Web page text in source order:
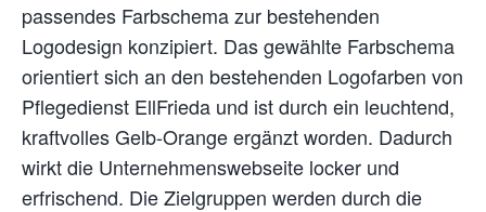
passendes Farbschema zur bestehenden
Logodesign konzipiert. Das gewählte Farbschema
orientiert sich an den bestehenden Logofarben von
Pflegedienst EllFrieda und ist durch ein leuchtend,
kraftvolles Gelb-Orange ergänzt worden. Dadurch
wirkt die Unternehmenswebseite locker und
erfrischend. Die Zielgruppen werden durch die